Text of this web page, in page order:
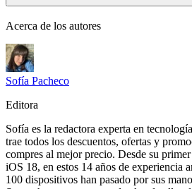
Acerca de los autores
Sofía Pacheco
Editora
Sofía es la redactora experta en
trae todos los descuentos, ofertas y
compres al mejor precio. Desde su
iOS 18, en estos 14 años de experiencia
100 dispositivos han pasado por sus